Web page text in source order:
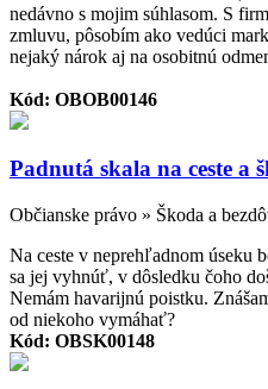
nedávno s mojim súhlasom. S
zmluvu, pôsobím ako vedúci
nejaký nárok aj na osobitnú
Kód: OBOB00146
Padnutá skala na ceste a
Občianske právo » Škoda a
Na ceste v neprehľadnom úseku
sa jej vyhnúť, v dôsledku čoho
Nemám havarijnú poistku.
od niekoho vymáhať?
Kód: OBSK00148